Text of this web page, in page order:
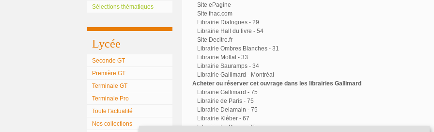
Sélections thématiques
Lycée
Seconde GT
Première GT
Terminale GT
Terminale Pro
Toute l'actualité
Nos collections
Site ePagine
Site fnac.com
Librairie Dialogues - 29
Librairie Hall du livre - 54
Site Decitre.fr
Librairie Ombres Blanches - 31
Librairie Mollat - 33
Librairie Sauramps - 34
Librairie Gallimard - Montréal
Acheter ou réserver cet ouvrage dans les librairies Gallimard
Librairie Gallimard - 75
Librairie de Paris - 75
Librairie Delamain - 75
Librairie Kléber - 67
Librairie Le Divan - 75